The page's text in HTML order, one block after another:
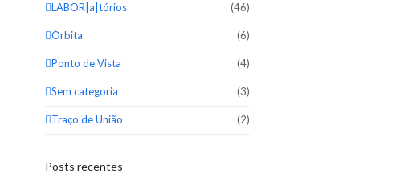
LABOR|a|tórios (46)
Órbita (6)
Ponto de Vista (4)
Sem categoria (3)
Traço de União (2)
Posts recentes